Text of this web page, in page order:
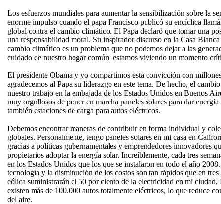
Los esfuerzos mundiales para aumentar la sensibilización sobre la
enorme impulso cuando el papa Francisco publicó su encíclica
global contra el cambio climático. El Papa declaró que tomar una
una responsabilidad moral. Su inspirador discurso en la Casa
cambio climático es un problema que no podemos dejar a las
cuidado de nuestro hogar común, estamos viviendo un momento
El presidente Obama y yo compartimos esta convicción con
agradecemos al Papa su liderazgo en este tema. De hecho, el
nuestro trabajo en la embajada de los Estados Unidos en Buenos
muy orgullosos de poner en marcha paneles solares para dar
también estaciones de carga para autos eléctricos.
Debemos encontrar maneras de contribuir en forma individual y
globales. Personalmente, tengo paneles solares en mi casa en
gracias a políticas gubernamentales y emprendedores innovadores
propietarios adoptar la energía solar. Increíblemente, cada tres
en los Estados Unidos que los que se instalaron en todo el año
tecnología y la disminución de los costos son tan rápidos que en
eólica suministrarán el 50 por ciento de la electricidad en mi
existen más de 100.000 autos totalmente eléctricos, lo que reduce
del aire.